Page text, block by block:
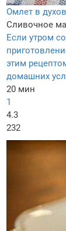
Омлет в
Сливочное
Если утром
этим
домашних
20 мин
1
4.3
232